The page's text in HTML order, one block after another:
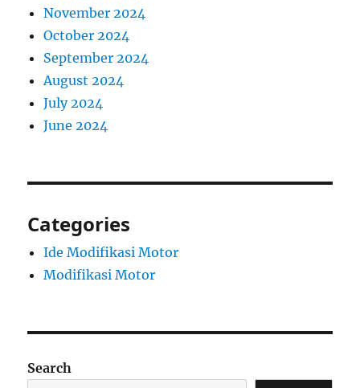
November 2024
October 2024
September 2024
August 2024
July 2024
June 2024
Categories
Ide Modifikasi Motor
Modifikasi Motor
Search